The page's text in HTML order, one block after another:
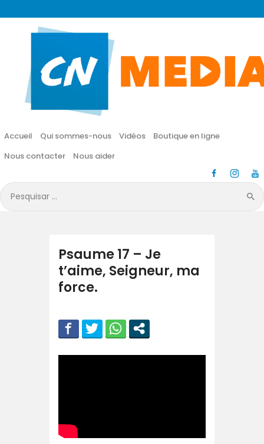
Accueil Qui sommes-nous Vidéos
Boutique en ligne
Nous contacter
Nous aider
Pesquisar
por:
CN MÉDIA
Une vie nouvelle en JESUS !
Accueil
Vidéos
Boutique en ligne
Nous aider
Psaume 17 – Je
t’aime, Seigneur, ma
force.